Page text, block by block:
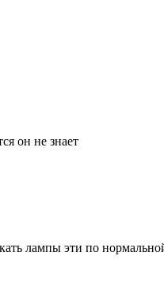
он не знает
лампы эти по